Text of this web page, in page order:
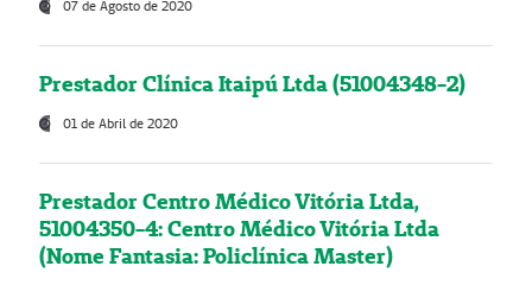
07 de Agosto de 2020
Prestador Clínica Itaipú Ltda (51004348-2)
01 de Abril de 2020
Prestador Centro Médico Vitória Ltda,
51004350-4: Centro Médico Vitória Ltda
(Nome Fantasia: Policlínica Master)